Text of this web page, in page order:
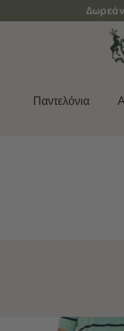
Παντελόνια